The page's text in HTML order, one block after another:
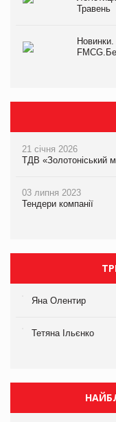
Травень
21 січня 2026
ТДВ «Золотоніський
03 липня 2023
Тендери компанії
Яна Олентир
Тетяна Ільєнко